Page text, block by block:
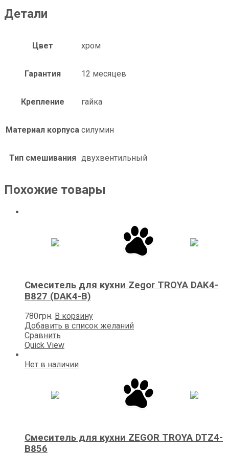
Детали
Цвет хром
Гарантия 12 месяцев
Крепление гайка
Материал корпуса силумин
Тип смешивания двухвентильный
Похожие товары
Смеситель для кухни Zegоr TROYA DAK4-
B827 (DAK4-B)
780грн. В корзину
Добавить в список желаний
Сравнить
Quick View
Нет в наличии
Смеситель для кухни ZEGOR TROYA DTZ4-
B856